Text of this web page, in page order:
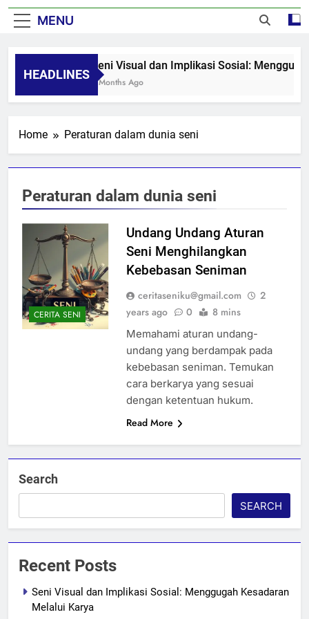
MENU
HEADLINES
Seni Visual dan Implikasi Sosial:
8 Months Ago
Home Peraturan dalam dunia seni
Peraturan dalam dunia seni
CERITA SENI
Undang Undang Aturan
Seni Menghilangkan
Kebebasan Seniman
ceritaseniku@gmail.com
2
years ago
0 8 mins
Memahami aturan undang-
undang yang berdampak pada
kebebasan seniman. Temukan
cara berkarya yang sesuai
dengan ketentuan hukum.
Read More
Search
SEARCH
Recent Posts
Seni Visual dan Implikasi Sosial: Menggugah Kesadaran
Melalui Karya